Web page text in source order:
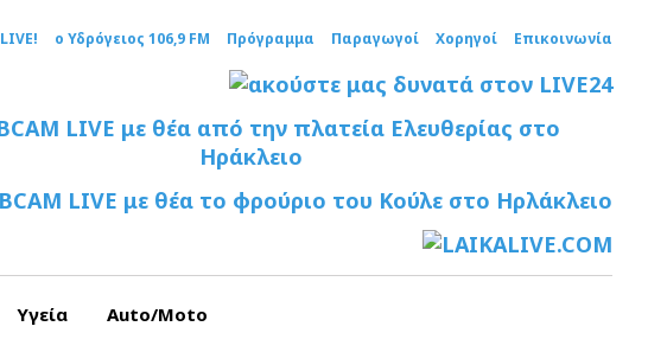
LIVE! ο Υδρόγειος 106,9 FM Πρόγραμμα Παραγωγοί Χορηγοί Επικοινωνία
Υγεία Auto/Moto